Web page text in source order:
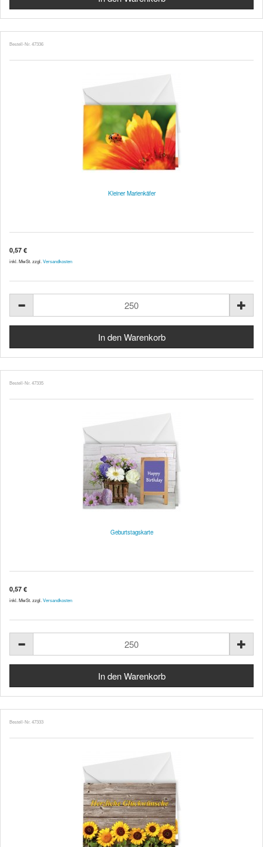
Bestell-Nr. 47336
Kleiner Marienkäfer
0,57 €
inkl. MwSt. zzgl. Versandkosten
Bestell-Nr. 47335
Geburtstagskarte
0,57 €
inkl. MwSt. zzgl. Versandkosten
Bestell-Nr. 47333